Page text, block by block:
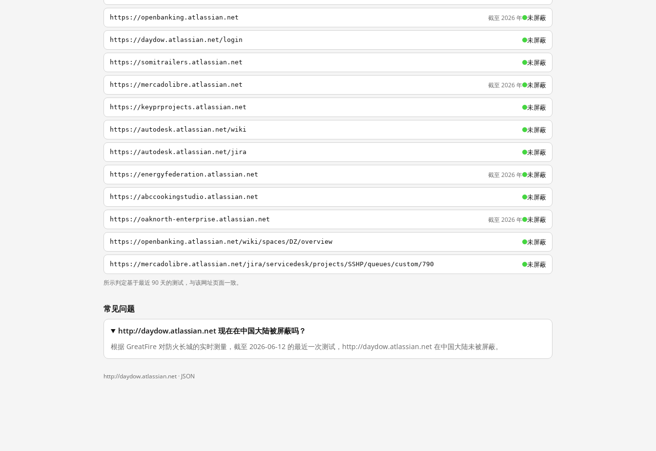
https://openbanking.atlassian.net 截至 2026 年 未屏蔽
https://daydow.atlassian.net/login 未屏蔽
https://somitrailers.atlassian.net 未屏蔽
https://mercadolibre.atlassian.net 截至 2026 年 未屏蔽
https://keyprprojects.atlassian.net 未屏蔽
https://autodesk.atlassian.net/wiki 未屏蔽
https://autodesk.atlassian.net/jira 未屏蔽
https://energyfederation.atlassian.net 截至 2026 年 未屏蔽
https://abccookingstudio.atlassian.net 未屏蔽
https://oaknorth-enterprise.atlassian.net 截至 2026 年 未屏蔽
https://openbanking.atlassian.net/wiki/spaces/DZ/overview 未屏蔽
https://mercadolibre.atlassian.net/jira/servicedesk/projects/SSHP/queues/custom/790 未屏蔽
所示判定基于最近 90 天的测试，与该网址页面一致。
常见问题
http://daydow.atlassian.net 现在在中国大陆被屏蔽吗？
根据 GreatFire 对防火长城的实时测量，截至 2026-06-12 的最近一次测试，http://daydow.atlassian.net 在中国大陆未被屏蔽。
http://daydow.atlassian.net · JSON